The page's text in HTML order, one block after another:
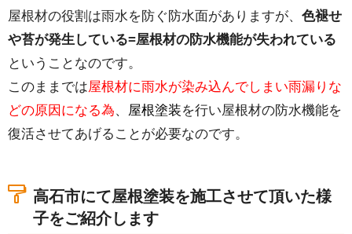
屋根材の役割は雨水を防ぐ防水面がありますが、 色褪せ
や苔が発生している=屋根材の防水機能が失われている
ということなのです。
このままでは屋根材に雨水が染み込んでしまい雨漏りな
どの原因になる為、 屋根塗装を行い屋根材の防水機能を
復活させてあげることが必要なのです。
高石市にて屋根塗装を施工させて頂いた様
子をご紹介します